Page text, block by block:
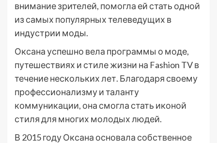
внимание зрителей, помогла ей стать одной
из самых популярных телеведущих в
индустрии моды.
Оксана успешно вела программы о моде,
путешествиях и стиле жизни на Fashion TV в
течение нескольких лет. Благодаря своему
профессионализму и таланту
коммуникации, она смогла стать иконой
стиля для многих молодых людей.
В 2015 году Оксана основала собственное